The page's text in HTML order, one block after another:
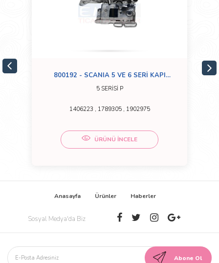
800192 - SCANIA 5 VE 6 SERİ KAPI
KİLİDİ SOL P SERİSİ
5 SERİSİ P
1406223 , 1789305 , 1902975
ÜRÜNÜ İNCELE
Anasayfa Ürünler Haberler
Sosyal Medya'da Biz